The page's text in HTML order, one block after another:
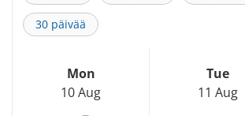
30 päivää
Mon
10 Aug
Tue
11 Aug